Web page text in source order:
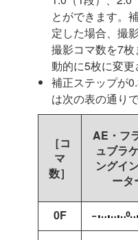
とができます。
定した場合、撮
撮影コマ数を7
動的に5枚に変更
補正ステップが
は次の表の通りで
［コ
マ
数］
AE・フ
ュブラ
ングイ
ータ
0F